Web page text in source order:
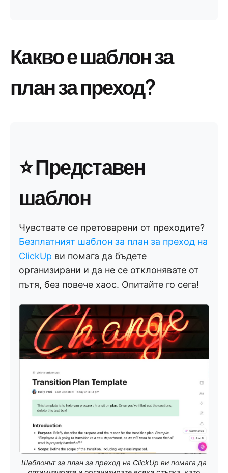
Какво е шаблон за
план за преход?
⭐ Представен
шаблон
Чувствате се претоварени от преходите?
Безплатният шаблон за план за преход на
ClickUp ви помага да бъдете
организирани и да не се отклонявате от
пътя, без повече хаос. Опитайте го сега!
Шаблонът за план за преход на ClickUp ви помага да